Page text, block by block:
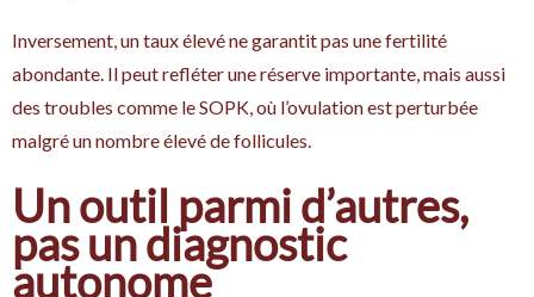
Inversement, un taux élevé ne garantit pas une fertilité
abondante. Il peut refléter une réserve importante, mais aussi
des troubles comme le SOPK, où l’ovulation est perturbée
malgré un nombre élevé de follicules.
Un outil parmi d’autres,
pas un diagnostic
autonome